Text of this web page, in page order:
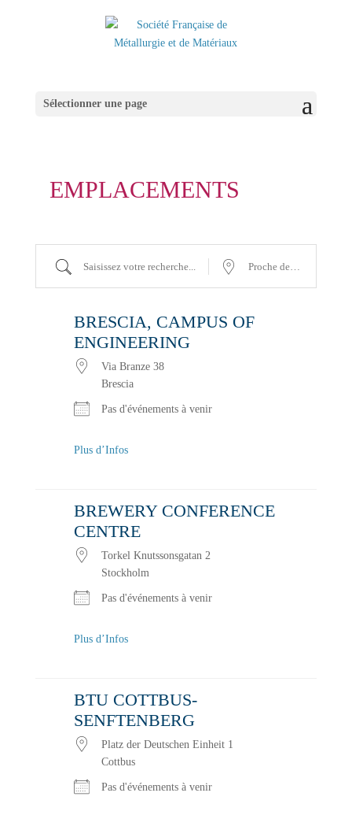
Sélectionner une page
EMPLACEMENTS
Saisissez
Proche
BRESCIA, CAMPUS OF
ENGINEERING
Via Branze 38
Brescia
Pas d'événements à venir
Plus d’Infos
BREWERY CONFERENCE
CENTRE
Torkel Knutssonsgatan 2
Stockholm
Pas d'événements à venir
Plus d’Infos
BTU COTTBUS-
SENFTENBERG
Platz der Deutschen Einheit 1
Cottbus
Pas d'événements à venir